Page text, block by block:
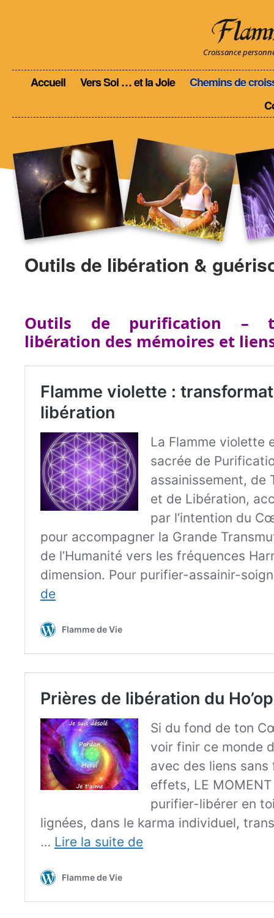
Croissance
Accueil Vers Soi … et la Joie
Chemins de
Outils de libération &
Outils de purification –
libération des mémoires et